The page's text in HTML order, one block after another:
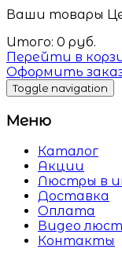
Ваши товары
Итого: 0 руб.
Перейти в
Оформить
Toggle navigation
Меню
Каталог
Акции
Люстры в
Доставка
Оплата
Видео
Контакты